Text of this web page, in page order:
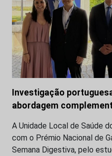
Investigação
abordagem
A Unidade Local de Saúde
com o Prémio Nacional de
Semana Digestiva, pelo